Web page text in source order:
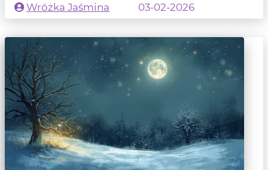
Wróżka Jaśmina
03-02-2026